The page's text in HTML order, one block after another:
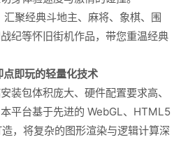
汇聚经典斗地主、麻将、象棋、围
纪等怀旧街机作品，带您重温经典
即玩的轻量化技术
装包体积庞大、硬件配置要求高、
平台基于先进的 WebGL、HTML5
，将复杂的图形渲染与逻辑计算深